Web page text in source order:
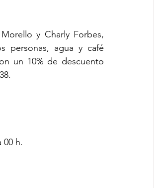
y Charly Forbes,
personas, agua y café
un 10% de descuento
00 h.